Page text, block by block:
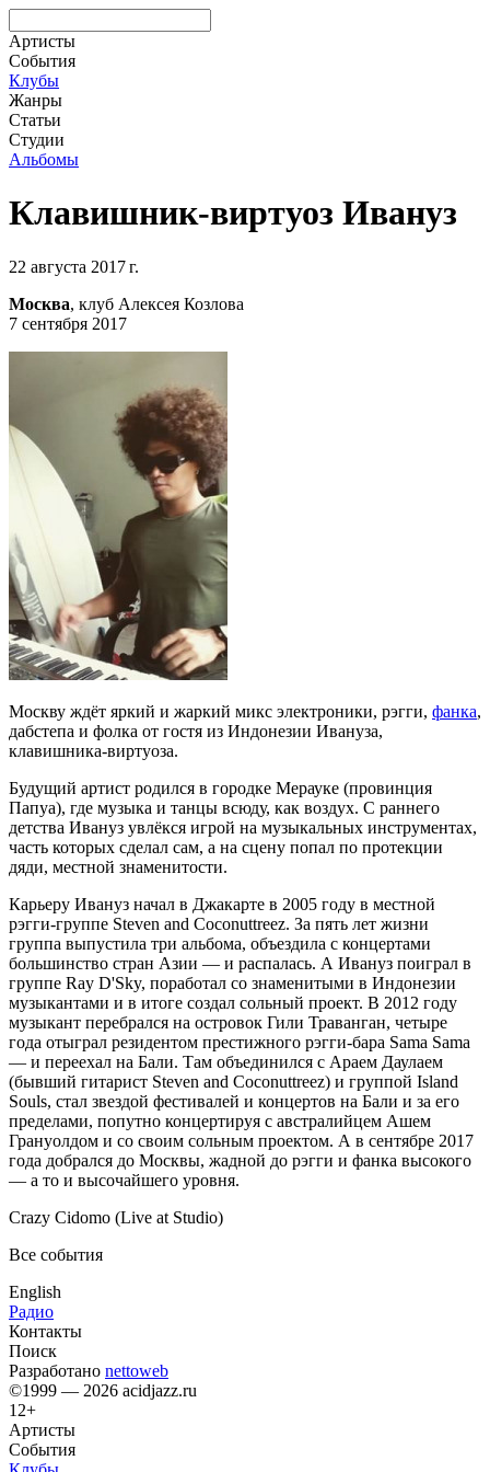
Артисты
События
Клубы
Жанры
Статьи
Студии
Альбомы
Клавишник-виртуоз Ивануз
22 августа 2017 г.
Москва, клуб Алексея Козлова
7 сентября 2017
Москву ждёт яркий и жаркий микс электроники, рэгги, фанка,
дабстепа и фолка от гостя из Индонезии Ивануза,
клавишника-виртуоза.
Будущий артист родился в городке Мерауке (провинция
Папуа), где музыка и танцы всюду, как воздух. С раннего
детства Ивануз увлёкся игрой на музыкальных инструментах,
часть которых сделал сам, а на сцену попал по протекции
дяди, местной знаменитости.
Карьеру Ивануз начал в Джакарте в 2005 году в местной
рэгги-группе Steven and Coconuttreez. За пять лет жизни
группа выпустила три альбома, объездила с концертами
большинство стран Азии — и распалась. А Ивануз поиграл в
группе Ray D'Sky, поработал со знаменитыми в Индонезии
музыкантами и в итоге создал сольный проект. В 2012 году
музыкант перебрался на островок Гили Траванган, четыре
года отыграл резидентом престижного рэгги-бара Sama Sama
— и переехал на Бали. Там объединился с Араем Даулаем
(бывший гитарист Steven and Coconuttreez) и группой Island
Souls, стал звездой фестивалей и концертов на Бали и за его
пределами, попутно концертируя с австралийцем Ашем
Грануолдом и со своим сольным проектом. А в сентябре 2017
года добрался до Москвы, жадной до рэгги и фанка высокого
— а то и высочайшего уровня.
Crazy Cidomo (Live at Studio)
Все события
English
Радио
Контакты
Поиск
Разработано nettoweb
©1999 — 2026 acidjazz.ru
12+
Артисты
События